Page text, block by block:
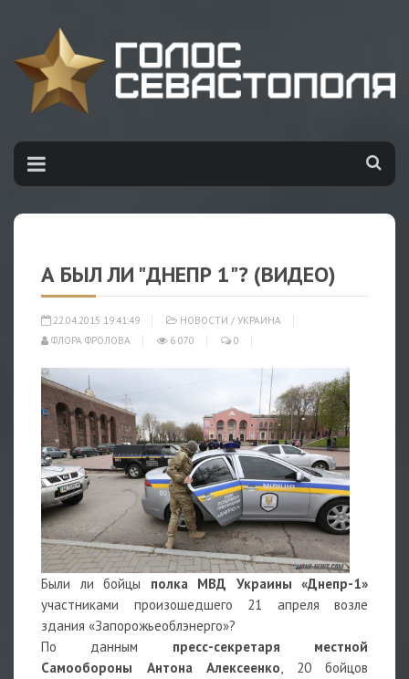
А БЫЛ ЛИ "ДНЕПР 1"? (ВИДЕО)
22.04.2015 19:41:49 НОВОСТИ / УКРАИНА
ФЛОРА ФРОЛОВА
6 070 0
Были ли бойцы полка МВД Украины «Днепр-1»
участниками произошедшего 21 апреля возле
здания «Запорожьеоблэнерго»?
По данным пресс-секретаря местной
Самообороны Антона Алексеенко, 20 бойцов